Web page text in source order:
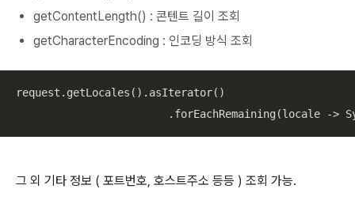
getContentLength() : 콘텐트 길이 조회
getCharacterEncoding : 인코딩 방식 조회
request.getLocales().asIterator()
.forEachRemaining(locale ->
그 외 기타 정보 ( 포트번호, 호스트주소 등등 ) 조회 가능.